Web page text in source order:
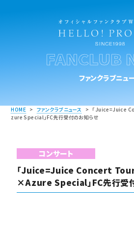
FANCLUB
ファンクラブニュ
HOME > ファンクラブニュース > 「Juice=Juice
zure Special」FC先行受付のお知らせ
コンサート
「Juice=Juice Concert
×Azure Special」FC先行受